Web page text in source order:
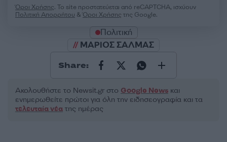
Όροι Χρήσης. Το site προστατεύεται από reCAPTCHA, ισχύουν
Πολιτική Απορρήτου &Όροι Χρήσης της Google.
Πολιτική
ΜΑΡΙΟΣ ΣΑΛΜΑΣ
Share:
Ακολουθήστε το Νewsit.gr στο Google News και
ενημερωθείτε πρώτοι για όλη την ειδησεογραφία και τα
τελευταία νέα της ημέρας